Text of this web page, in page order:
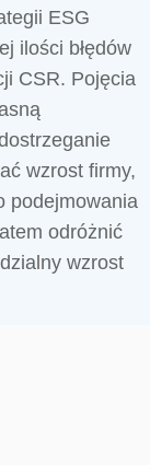
ESG
ilości błędów
CSR. Pojęcia
wzrost firmy,
podejmowania
odróżnić
wzrost